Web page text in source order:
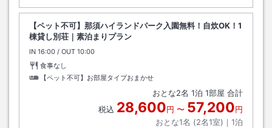
【ペット不可】那須ハイランドパーク入園無料！自炊OK！1
棟貸し別荘｜素泊まりプラン
IN チェックイン
16:00 / OUT チェックアウト
10:00
食事なし
【ペット不可】お部屋タイプおまかせ
おとな2名 1泊 1部屋 合計
税込 28,600円 〜 57,200円
おとな1名 (2名1室)｜ 1泊